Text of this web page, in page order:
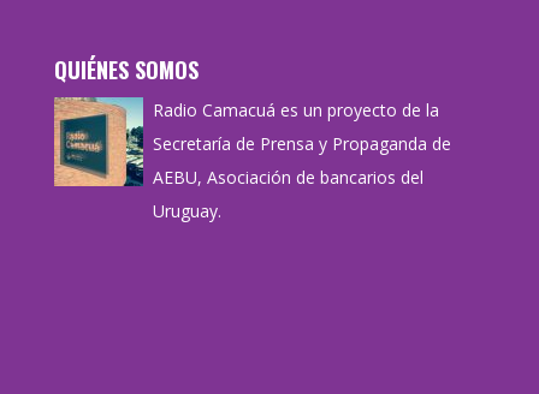
QUIÉNES SOMOS
Radio Camacuá es un proyecto de la
Secretaría de Prensa y Propaganda de
AEBU, Asociación de bancarios del
Uruguay.